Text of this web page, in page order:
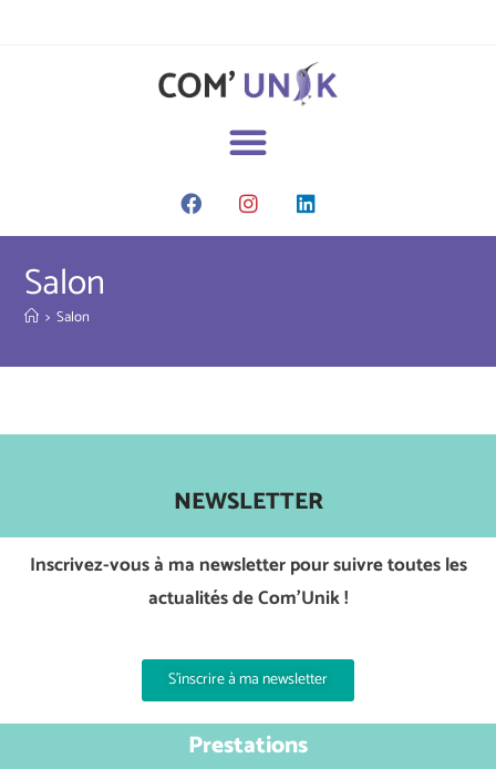
Salon
> Salon
NEWSLETTER
Inscrivez-vous à ma newsletter pour suivre toutes les
actualités de Com’Unik !
S'inscrire à ma newsletter
Prestations